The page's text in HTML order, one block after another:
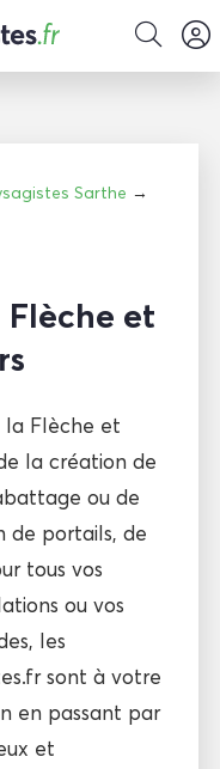
Sarthe →
Flèche et
la Flèche et
la création de
ou de
de portails, de
tous vos
ou vos
les
sont à votre
en passant par
et